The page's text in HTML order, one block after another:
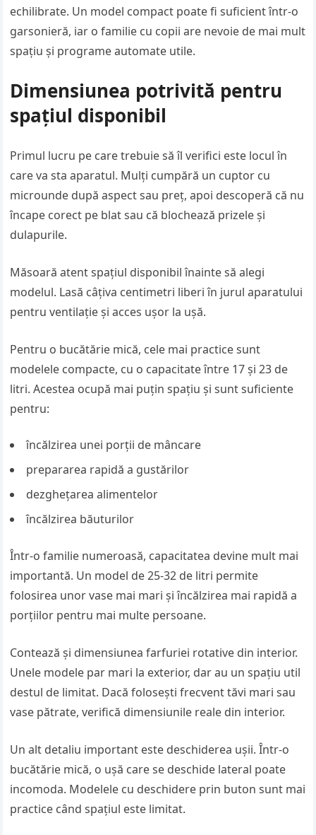
echilibrate. Un model compact poate fi suficient într-o
garsonieră, iar o familie cu copii are nevoie de mai mult
spațiu și programe automate utile.
Dimensiunea potrivită pentru
spațiul disponibil
Primul lucru pe care trebuie să îl verifici este locul în
care va sta aparatul. Mulți cumpără un cuptor cu
microunde după aspect sau preț, apoi descoperă că nu
încape corect pe blat sau că blochează prizele și
dulapurile.
Măsoară atent spațiul disponibil înainte să alegi
modelul. Lasă câțiva centimetri liberi în jurul aparatului
pentru ventilație și acces ușor la ușă.
Pentru o bucătărie mică, cele mai practice sunt
modelele compacte, cu o capacitate între 17 și 23 de
litri. Acestea ocupă mai puțin spațiu și sunt suficiente
pentru:
încălzirea unei porții de mâncare
prepararea rapidă a gustărilor
dezghețarea alimentelor
încălzirea băuturilor
Într-o familie numeroasă, capacitatea devine mult mai
importantă. Un model de 25-32 de litri permite
folosirea unor vase mai mari și încălzirea mai rapidă a
porțiilor pentru mai multe persoane.
Contează și dimensiunea farfuriei rotative din interior.
Unele modele par mari la exterior, dar au un spațiu util
destul de limitat. Dacă folosești frecvent tăvi mari sau
vase pătrate, verifică dimensiunile reale din interior.
Un alt detaliu important este deschiderea ușii. Într-o
bucătărie mică, o ușă care se deschide lateral poate
incomoda. Modelele cu deschidere prin buton sunt mai
practice când spațiul este limitat.